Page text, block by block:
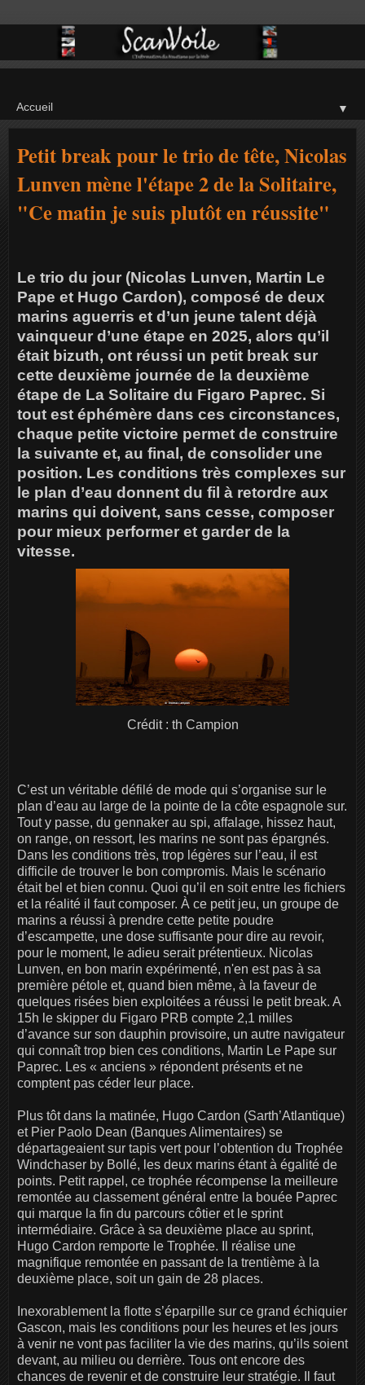
▼
Petit break pour le trio de tête, Nicolas
Lunven mène l'étape 2 de la Solitaire,
"Ce matin je suis plutôt en réussite"
Le trio du jour (Nicolas Lunven, Martin Le
Pape et Hugo Cardon), composé de deux
marins aguerris et d’un jeune talent déjà
vainqueur d’une étape en 2025, alors qu’il
était bizuth, ont réussi un petit break sur
cette deuxième journée de la deuxième
étape de La Solitaire du Figaro Paprec. Si
tout est éphémère dans ces circonstances,
chaque petite victoire permet de construire
la suivante et, au final, de consolider une
position. Les conditions très complexes sur
le plan d’eau donnent du fil à retordre aux
marins qui doivent, sans cesse, composer
pour mieux performer et garder de la
vitesse.
Crédit : th Campion
C’est un véritable défilé de mode qui s’organise sur le
plan d’eau au large de la pointe de la côte espagnole sur.
Tout y passe, du gennaker au spi, affalage, hissez haut,
on range, on ressort, les marins ne sont pas épargnés.
Dans les conditions très, trop légères sur l’eau, il est
difficile de trouver le bon compromis. Mais le scénario
était bel et bien connu. Quoi qu’il en soit entre les fichiers
et la réalité il faut composer. À ce petit jeu, un groupe de
marins a réussi à prendre cette petite poudre
d’escampette, une dose suffisante pour dire au revoir,
pour le moment, le adieu serait prétentieux. Nicolas
Lunven, en bon marin expérimenté, n'en est pas à sa
première pétole et, quand bien même, à la faveur de
quelques risées bien exploitées a réussi le petit break. A
15h le skipper du Figaro PRB compte 2,1 milles
d’avance sur son dauphin provisoire, un autre navigateur
qui connaît trop bien ces conditions, Martin Le Pape sur
Paprec. Les « anciens » répondent présents et ne
comptent pas céder leur place.
Plus tôt dans la matinée, Hugo Cardon (Sarth’Atlantique)
et Pier Paolo Dean (Banques Alimentaires) se
départageaient sur tapis vert pour l’obtention du Trophée
Windchaser by Bollé, les deux marins étant à égalité de
points. Petit rappel, ce trophée récompense la meilleure
remontée au classement général entre la bouée Paprec
qui marque la fin du parcours côtier et le sprint
intermédiaire. Grâce à sa deuxième place au sprint,
Hugo Cardon remporte le Trophée. Il réalise une
magnifique remontée en passant de la trentième à la
deuxième place, soit un gain de 28 places.
Inexorablement la flotte s’éparpille sur ce grand échiquier
Gascon, mais les conditions pour les heures et les jours
à venir ne vont pas faciliter la vie des marins, qu’ils soient
devant, au milieu ou derrière. Tous ont encore des
chances de revenir et de construire leur stratégie. Il faut